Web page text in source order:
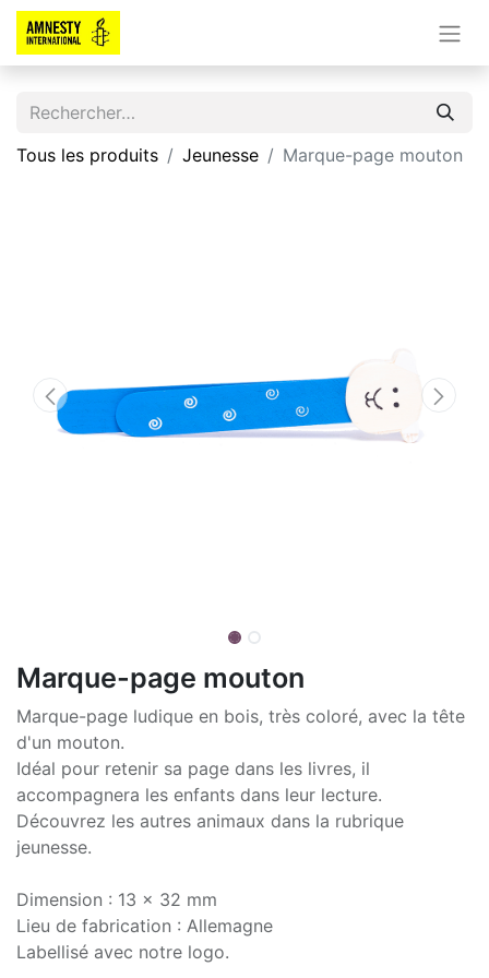
Tous les produits Jeunesse Marque-page mouton
Marque-page mouton
Marque-page ludique en bois, très coloré, avec la tête
d'un mouton.
Idéal pour retenir sa page dans les livres, il
accompagnera les enfants dans leur lecture.
Découvrez les autres animaux dans la rubrique
jeunesse.
Dimension : 13 x 32 mm
Lieu de fabrication : Allemagne
Labellisé avec notre logo.